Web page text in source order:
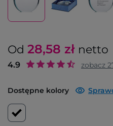
Od 28,58 zł netto
4.9 zobacz
Dostępne kolory